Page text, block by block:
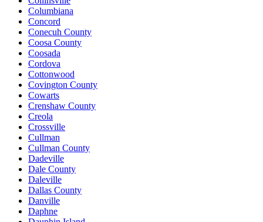
Columbiana
Concord
Conecuh County
Coosa County
Coosada
Cordova
Cottonwood
Covington County
Cowarts
Crenshaw County
Creola
Crossville
Cullman
Cullman County
Dadeville
Dale County
Daleville
Dallas County
Danville
Daphne